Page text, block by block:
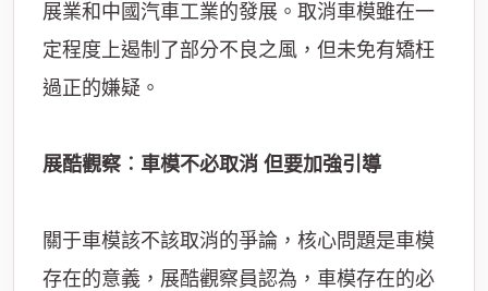
展業和中國汽車工業的發展。取消車模雖在一
定程度上遏制了部分不良之風，但未免有矯枉
過正的嫌疑。
展酷觀察︰車模不必取消 但要加強引導
關于車模該不該取消的爭論，核心問題是車模
存在的意義，展酷觀察員認為，車模存在的必